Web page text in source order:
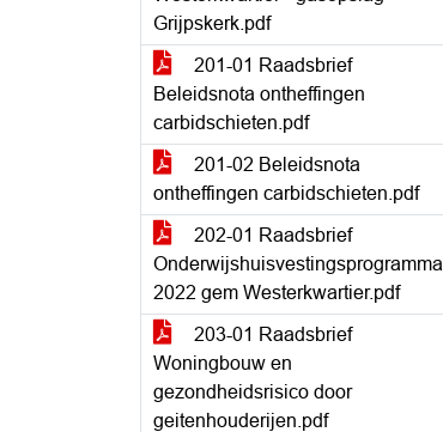
Grijpskerk.pdf
201-01 Raadsbrief
Beleidsnota ontheffingen
carbidschieten.pdf
201-02 Beleidsnota
ontheffingen carbidschieten.pdf
202-01 Raadsbrief
Onderwijshuisvestingsprogramma
2022 gem Westerkwartier.pdf
203-01 Raadsbrief
Woningbouw en
gezondheidsrisico door
geitenhouderijen.pdf